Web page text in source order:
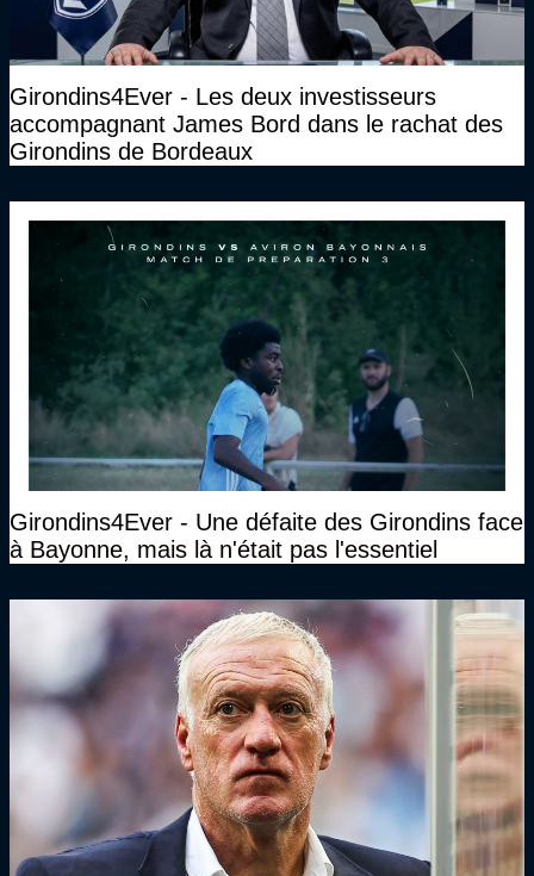
Girondins4Ever - Les deux investisseurs
accompagnant James Bord dans le rachat des
Girondins de Bordeaux
Girondins4Ever - Une défaite des Girondins face
à Bayonne, mais là n'était pas l'essentiel